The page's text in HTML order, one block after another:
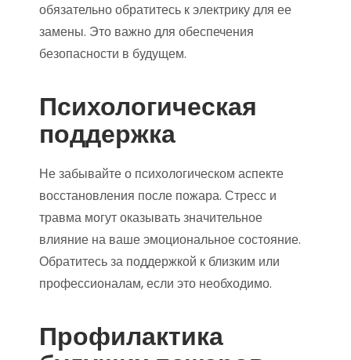
обязательно обратитесь к электрику для ее
замены. Это важно для обеспечения
безопасности в будущем.
Психологическая
поддержка
Не забывайте о психологическом аспекте
восстановления после пожара. Стресс и
травма могут оказывать значительное
влияние на ваше эмоциональное состояние.
Обратитесь за поддержкой к близким или
профессионалам, если это необходимо.
Профилактика